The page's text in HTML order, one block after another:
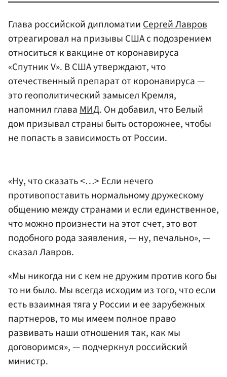
Глава российской дипломатии Сергей Лавров
отреагировал на призывы США с подозрением
относиться к вакцине от коронавируса
«Спутник V». В США утверждают, что
отечественный препарат от коронавируса —
это геополитический замысел Кремля,
напомнил глава МИД. Он добавил, что Белый
дом призывал страны быть осторожнее, чтобы
не попасть в зависимость от России.
«Ну, что сказать <…> Если нечего
противопоставить нормальному дружескому
общению между странами и если единственное,
что можно произнести на этот счет, это вот
подобного рода заявления, — ну, печально», —
сказал Лавров.
«Мы никогда ни с кем не дружим против кого бы
то ни было. Мы всегда исходим из того, что если
есть взаимная тяга у России и ее зарубежных
партнеров, то мы имеем полное право
развивать наши отношения так, как мы
договоримся», — подчеркнул российский
министр.